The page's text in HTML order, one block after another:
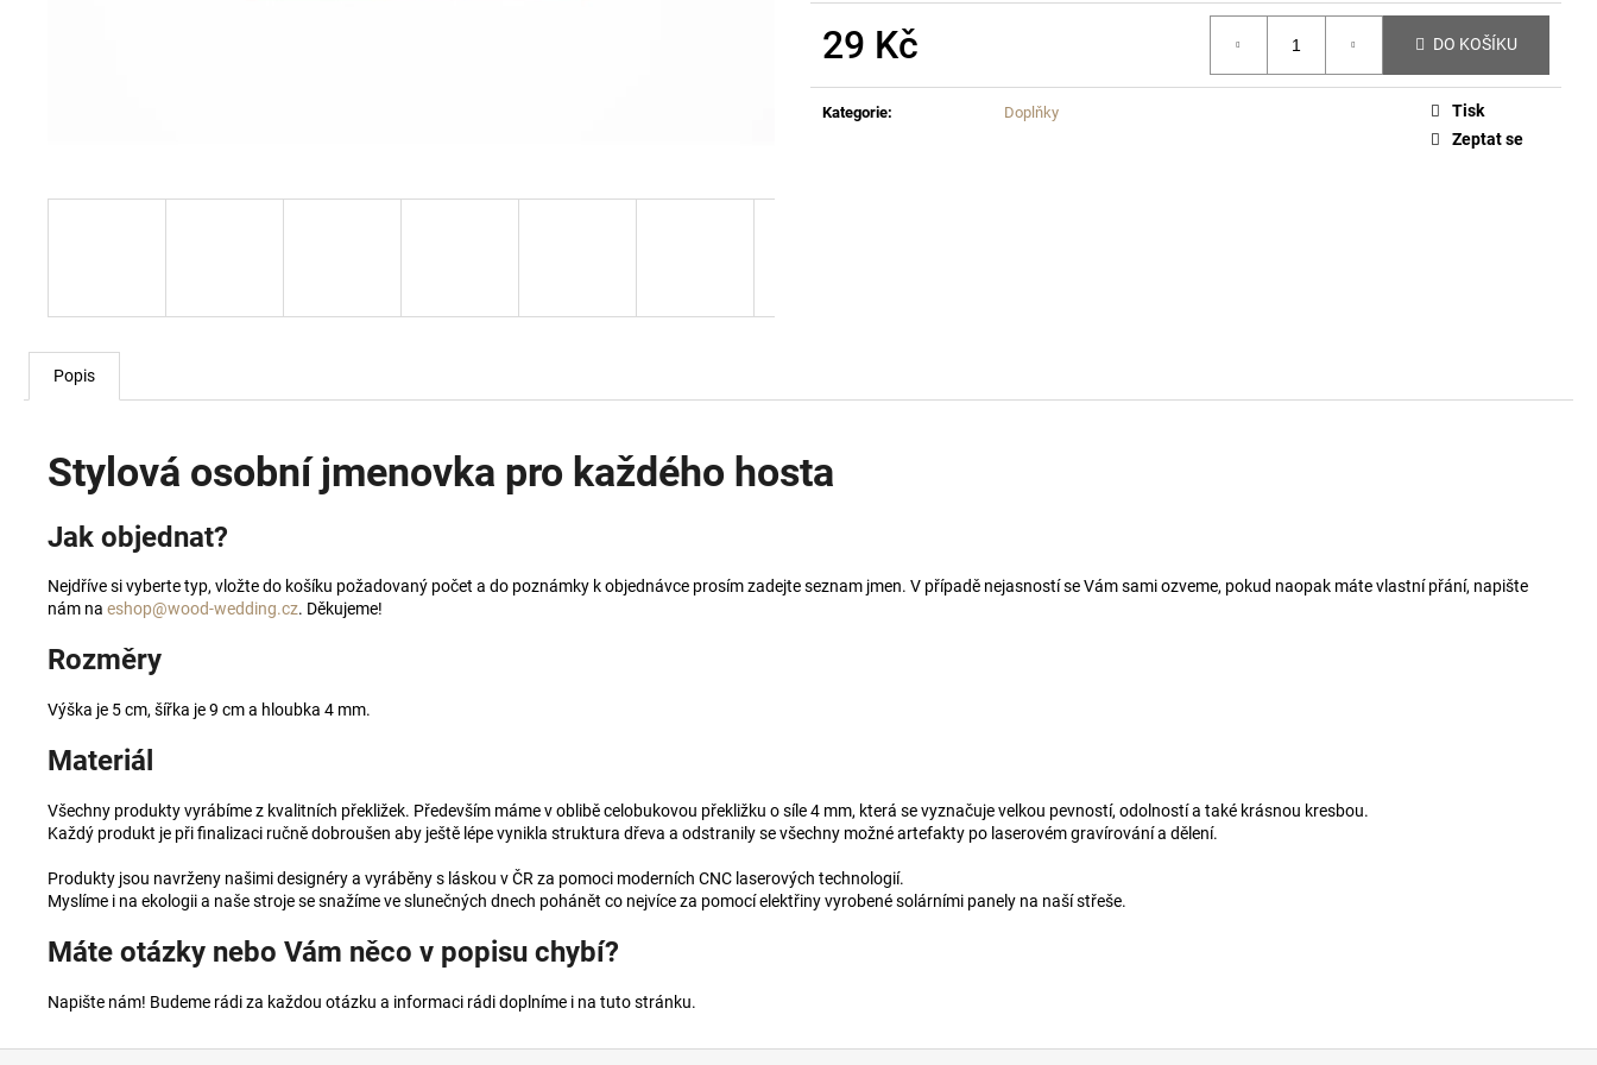
29 Kč DO KOŠÍKU
Kategorie: Doplňky
Tisk
Zeptat se
Popis
Stylová osobní jmenovka pro každého hosta
Jak objednat?
Nejdříve si vyberte typ, vložte do košíku požadovaný počet a do poznámky k objednávce prosím zadejte seznam jmen. V případě nejasností se Vám sami ozveme, pokud naopak máte vlastní přání, napište
nám na eshop@wood-wedding.cz. Děkujeme!
Rozměry
Výška je 5 cm, šířka je 9 cm a hloubka 4 mm.
Materiál
Všechny produkty vyrábíme z kvalitních překližek. Především máme v oblibě celobukovou překližku o síle 4 mm, která se vyznačuje velkou pevností, odolností a také krásnou kresbou.
Každý produkt je při finalizaci ručně dobroušen aby ještě lépe vynikla struktura dřeva a odstranily se všechny možné artefakty po laserovém gravírování a dělení.
Produkty jsou navrženy našimi designéry a vyráběny s láskou v ČR za pomoci moderních CNC laserových technologií.
Myslíme i na ekologii a naše stroje se snažíme ve slunečných dnech pohánět co nejvíce za pomocí elektřiny vyrobené solárními panely na naší střeše.
Máte otázky nebo Vám něco v popisu chybí?
Napište nám! Budeme rádi za každou otázku a informaci rádi doplníme i na tuto stránku.